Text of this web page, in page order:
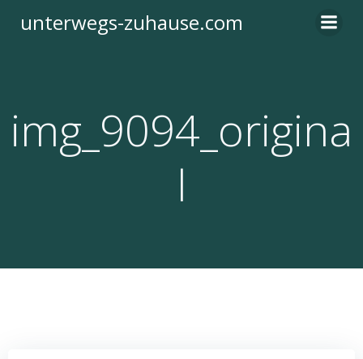
Inhalt
unterwegs-zuhause.com
img_9094_origina
l